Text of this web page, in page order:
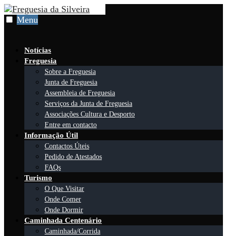
Skip
to Menu
Notícias
Freguesia
Sobre a Freguesia
Junta de Freguesia
Assembleia de Freguesia
Serviços da Junta de Freguesia
Associações Cultura e Desporto
Entre em contacto
Informação Útil
Contactos Úteis
Pedido de Atestados
FAQs
Turismo
O Que Visitar
Onde Comer
Onde Dormir
Caminhada Centenário
Caminhada/Corrida